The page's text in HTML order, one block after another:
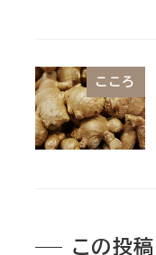
こころ
この投